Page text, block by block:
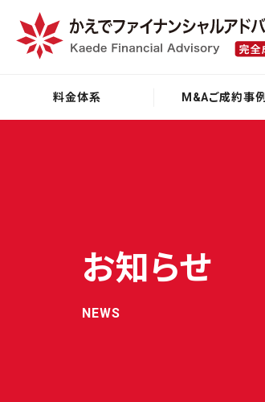
料金体系 M&Aご成約事例
お知らせ
NEWS